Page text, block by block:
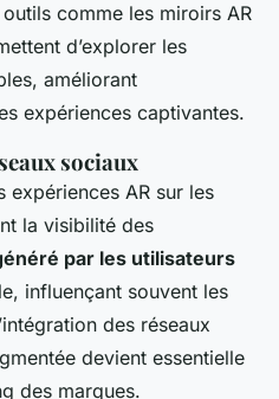
comme les miroirs AR
d’explorer les
améliorant
expériences captivantes.
sociaux
expériences AR sur les
la visibilité des
par les utilisateurs
influençant souvent les
des réseaux
devient essentielle
des marques.